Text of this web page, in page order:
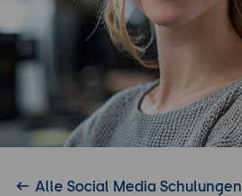
Alle Social Media Schulungen